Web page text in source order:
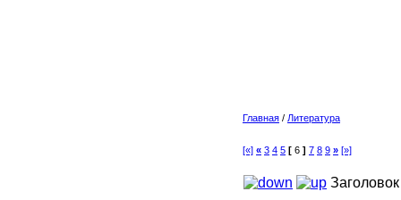
Главная / Литература
[«] « 3 4 5 [ 6 ] 7 8 9 » [»]
Заголовок